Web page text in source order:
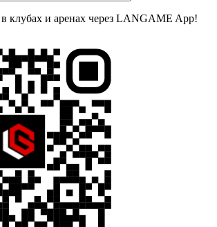
клубах и аренах через LANGAME App!